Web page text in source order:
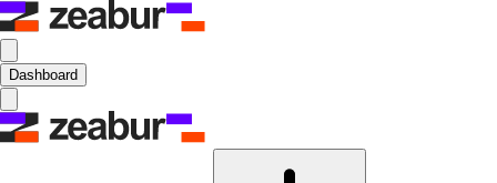
Dashboard